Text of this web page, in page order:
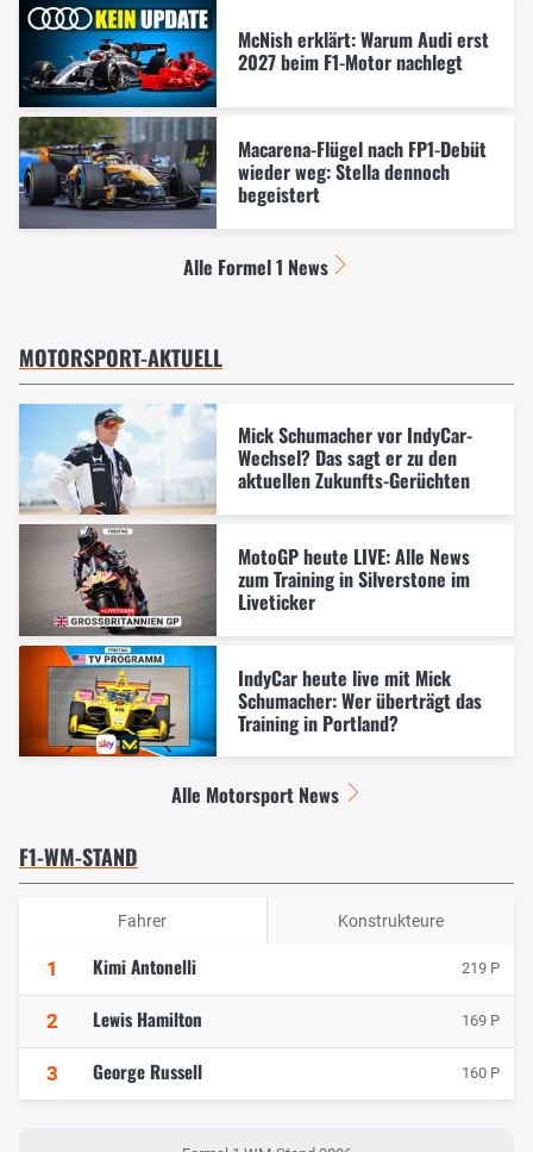
McNish erklärt: Warum Audi erst
2027 beim F1-Motor nachlegt
Macarena-Flügel nach FP1-Debüt
wieder weg: Stella dennoch
begeistert
Alle Formel 1 News
MOTORSPORT-AKTUELL
Mick Schumacher vor IndyCar-
Wechsel? Das sagt er zu den
aktuellen Zukunfts-Gerüchten
MotoGP heute LIVE: Alle News
zum Training in Silverstone im
Liveticker
IndyCar heute live mit Mick
Schumacher: Wer überträgt das
Training in Portland?
Alle Motorsport News
F1-WM-STAND
Fahrer Konstrukteure
1 Kimi Antonelli 219 P
2 Lewis Hamilton 169 P
3 George Russell 160 P